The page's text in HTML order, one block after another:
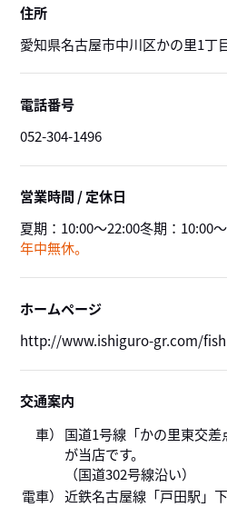
住所
愛知県名古屋市中川区かの里1丁
電話番号
052-304-1496
営業時間 / 定休日
夏期： 10:00～22:00冬期： 10:00
年中無休。
ホームページ
http://www.ishiguro-gr.com/
交通案内
車） 国道1号線「かの里東交
が当店です。
（国道302号線沿い）
電車） 近鉄名古屋線「戸田駅」